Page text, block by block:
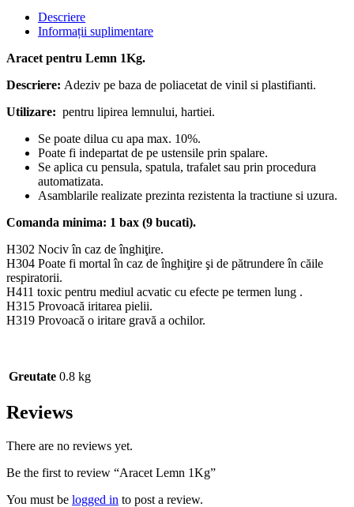
Descriere
Informații suplimentare
Aracet pentru Lemn 1Kg.
Descriere: Adeziv pe baza de poliacetat de vinil si plastifianti.
Utilizare: pentru lipirea lemnului, hartiei.
Se poate dilua cu apa max. 10%.
Poate fi indepartat de pe ustensile prin spalare.
Se aplica cu pensula, spatula, trafalet sau prin procedura
automatizata.
Asamblarile realizate prezinta rezistenta la tractiune si uzura.
Comanda minima: 1 bax (9 bucati).
H302 Nociv în caz de înghiţire.
H304 Poate fi mortal în caz de înghiţire şi de pătrundere în căile
respiratorii.
H411 toxic pentru mediul acvatic cu efecte pe termen lung .
H315 Provoacă iritarea pielii.
H319 Provoacă o iritare gravă a ochilor.
Greutate 0.8 kg
Reviews
There are no reviews yet.
Be the first to review “Aracet Lemn 1Kg”
You must be logged in to post a review.